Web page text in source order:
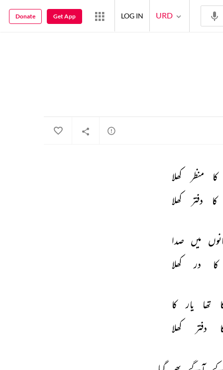
کا منظر
کھلا
کا
دفتر کھلا
میں صدا
کا
در کھلا
تھا یار کا
دفتر کھلا
URD
LOG IN
Get App
Donate